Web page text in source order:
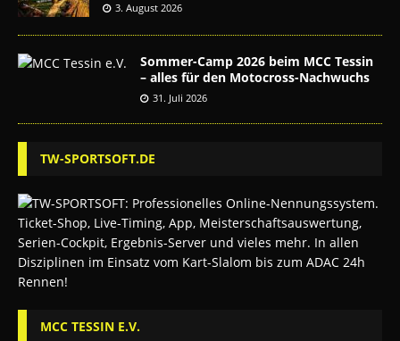
3. August 2026
Sommer-Camp 2026 beim MCC Tessin
– alles für den Motocross-Nachwuchs
31. Juli 2026
TW-SPORTSOFT.DE
MCC TESSIN E.V.